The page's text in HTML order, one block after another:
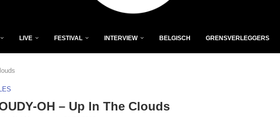
LIVE FESTIVAL INTERVIEW BELGISCH GRENSVERLEGGERS
OH – Up In The Clouds